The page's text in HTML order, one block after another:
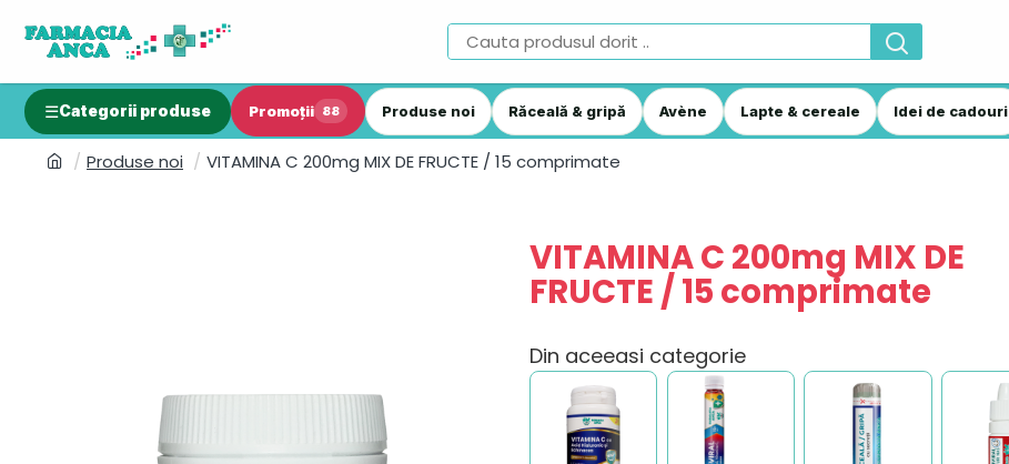
Categorii produse Promoții 88 Produse noi Răceală & gripă Avène Lapte & cereale Idei de cadouri
Produse noi VITAMINA C 200mg MIX DE FRUCTE / 15 comprimate
VITAMINA C 200mg MIX DE
FRUCTE / 15 comprimate
Din aceeasi categorie